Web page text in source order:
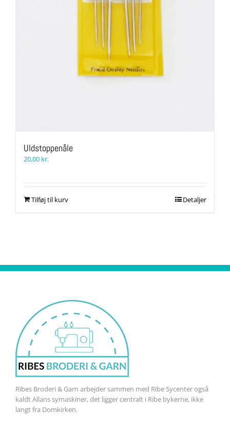
Uldstoppenåle
20,00 kr.
Tilføj til kurv Detaljer
Ribes Broderi & Garn arbejder sammen med Ribe Sycenter også
kaldt Allans symaskiner, det ligger centralt i Ribe bykerne, ikke
langt fra Domkirken.